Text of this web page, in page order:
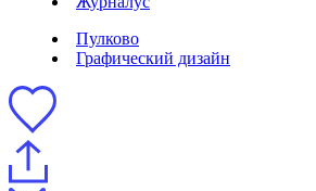
Пулково
Графический дизайн